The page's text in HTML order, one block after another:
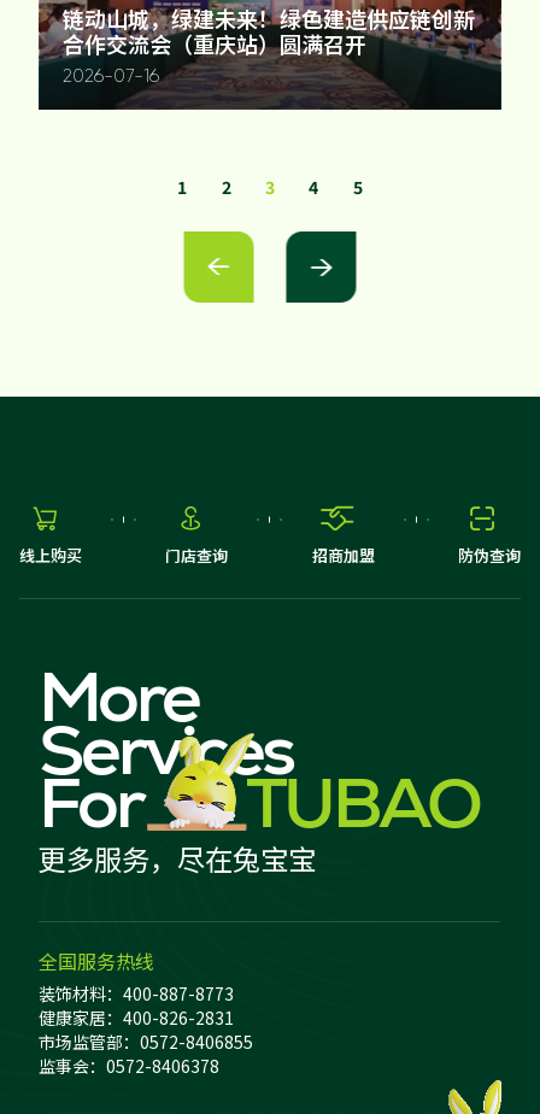
链动山城，绿建未来！绿色建造供应链创新
合作交流会（重庆站）圆满召开
2026-07-16

1 2 3 4 5


线上购买

门店查询

招商加盟

防伪查询
更多服务，尽在兔宝宝
More
Services
For TUBAO
全国服务热线
装饰材料：400-887-8773
健康家居：400-826-2831
市场监管部：0572-8406855
监事会：0572-8406378